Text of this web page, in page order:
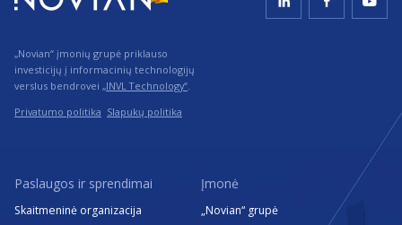
„Novian“ įmonių grupė priklauso
investicijų į informacinių technologijų
verslus bendrovei „INVL Technology“.
Privatumo politika Slapukų politika
Paslaugos ir sprendimai
Skaitmeninė organizacija
Įmonė
„Novian“ grupė